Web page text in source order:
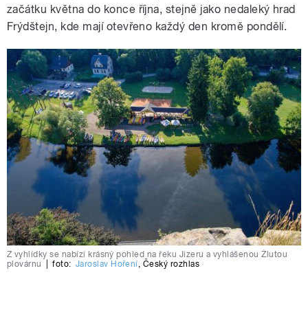
začátku května do konce října, stejně jako nedaleký hrad
Frýdštejn, kde mají otevřeno každý den kromě pondělí.
Z vyhlídky se nabízí krásný pohled na řeku Jizeru a vyhlášenou Žlutou
plovárnu
foto: Jaroslav Hoření Český rozhlas